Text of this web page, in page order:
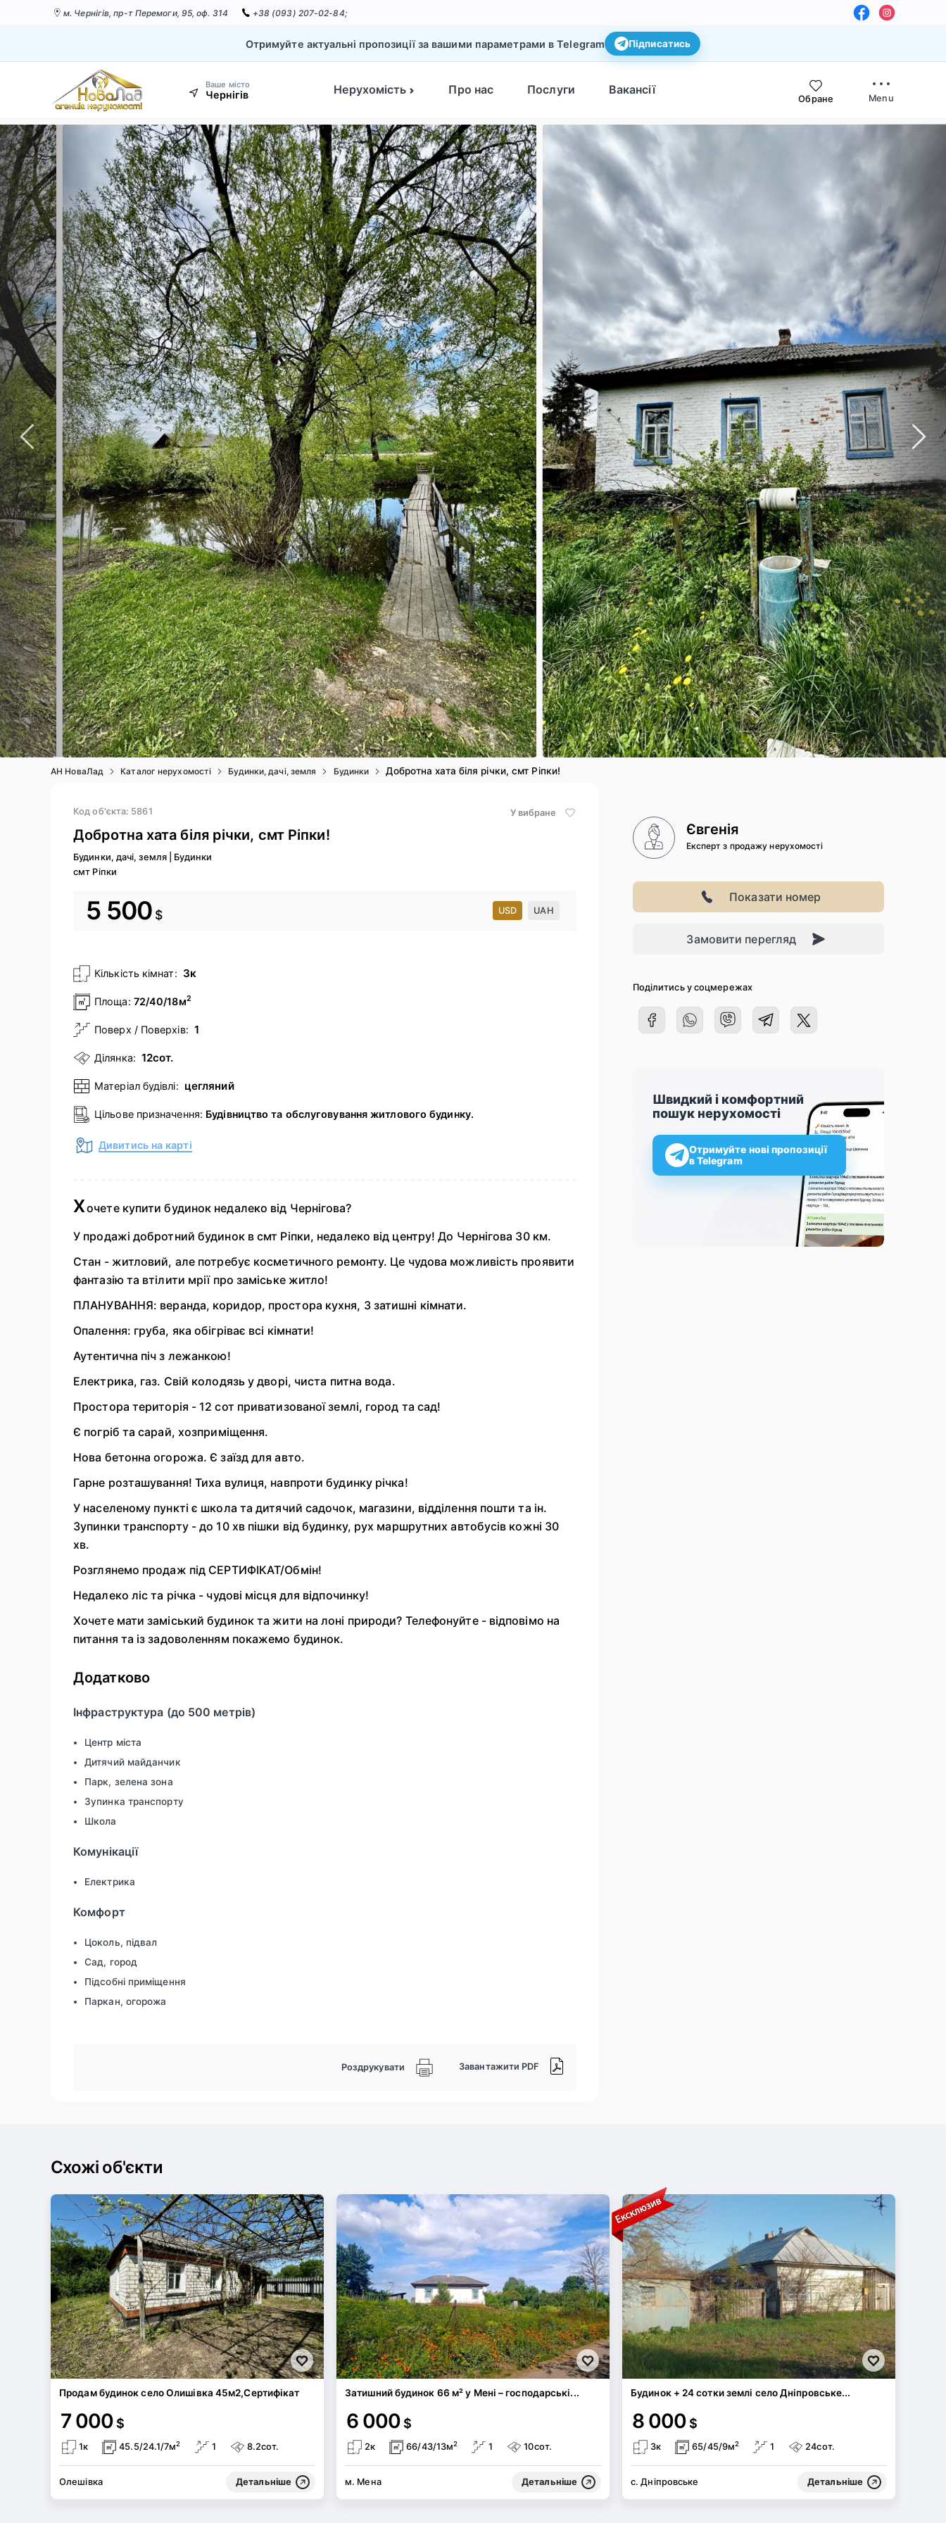
м. Чернігів, пр-т Перемоги, 95, оф. 314 +38 (093) 207-02-84;
Отримуйте актуальні пропозиції за вашими параметрами в Telegram Підписатись
Ваше місто
Чернігів Нерухомість Про нас Послуги Вакансії
Обране Menu
3/ 18 4/ 18
АН НоваЛад Каталог нерухомості Будинки, дачі, земля Будинки Добротна хата біля річки, смт Ріпки!
Код об'єкта: 5861 У вибране
Добротна хата біля річки, смт Ріпки!
Будинки, дачі, земля
Будинки
смт Ріпки
5 500 $ USD UAH
Кількість кімнат: 3к
Площа: 72/40/18м2
Поверх / Поверхів: 1
Ділянка: 12сот.
Матеріал будівлі: цегляний
Цільове призначення: Будівництво та обслуговування житлового будинку.
Дивитись на карті
Хочете купити будинок недалеко від Чернігова?
У продажі добротний будинок в смт Ріпки, недалеко від центру! До Чернігова 30 км.
Стан - житловий, але потребує косметичного ремонту. Це чудова можливість проявити
фантазію та втілити мрії про заміське житло!
ПЛАНУВАННЯ: веранда, коридор, простора кухня, 3 затишні кімнати.
Опалення: груба, яка обігріває всі кімнати!
Аутентична піч з лежанкою!
Електрика, газ. Свій колодязь у дворі, чиста питна вода.
Простора територія - 12 сот приватизованої землі, город та сад!
Є погріб та сарай, хозприміщення.
Нова бетонна огорожа. Є заїзд для авто.
Гарне розташування! Тиха вулиця, навпроти будинку річка!
У населеному пункті є школа та дитячий садочок, магазини, відділення пошти та ін.
Зупинки транспорту - до 10 хв пішки від будинку, рух маршрутних автобусів кожні 30
хв.
Розглянемо продаж під СЕРТИФІКАТ/Обмін!
Недалеко ліс та річка - чудові місця для відпочинку!
Хочете мати заміський будинок та жити на лоні природи? Телефонуйте - відповімо на
питання та із задоволенням покажемо будинок.
Додатково
Інфраструктура (до 500 метрів)
Центр міста
Дитячий майданчик
Парк, зелена зона
Зупинка транспорту
Школа
Комунікації
Електрика
Комфорт
Цоколь, підвал
Сад, город
Підсобні приміщення
Паркан, огорожа
Роздрукувати Завантажити PDF
Євгенія
Експерт з продажу нерухомості
Показати номер
Замовити перегляд
Поділитись у соцмережах
Швидкий і комфортний
пошук нерухомості
Отримуйте нові пропозиції
в Telegram
Схожі об'єкти
Продам будинок село Олишівка 45м2,Сертифікат
7 000 $
1к 45.5/24.1/7м2 1 8.2сот.
Олешівка Детальніше
Затишний будинок 66 м² у Мені – господарські...
6 000 $
2к 66/43/13м2 1 10сот.
м. Мена Детальніше
Будинок + 24 сотки землі село Дніпровське...
8 000 $
3к 65/45/9м2 1 24сот.
с. Дніпровське Детальніше